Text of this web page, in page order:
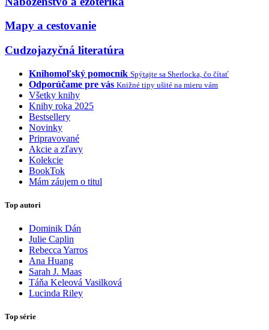
Mapy a cestovanie
Cudzojazyčná literatúra
Knihomoľský pomocník Spýtajte sa Sherlocka, čo čítať
Odporúčame pre vás Knižné tipy ušité na mieru vám
Všetky knihy
Knihy roka 2025
Bestsellery
Novinky
Pripravované
Akcie a zľavy
Kolekcie
BookTok
Mám záujem o titul
Top autori
Dominik Dán
Julie Caplin
Rebecca Yarros
Ana Huang
Sarah J. Maas
Táňa Keleová Vasilková
Lucinda Riley
Top série